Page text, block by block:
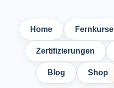
Home Fernkurse
Zertifizierungen
Blog Shop